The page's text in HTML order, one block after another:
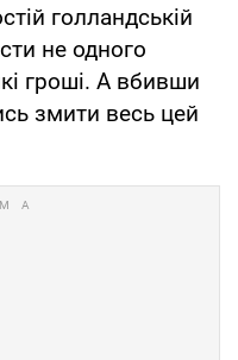
голландській
не одного
гроші. А вбивши
змити весь цей